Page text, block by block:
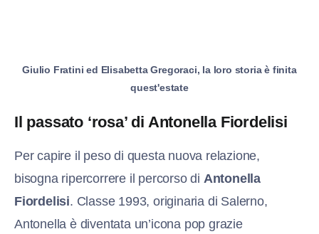
Giulio Fratini ed Elisabetta Gregoraci, la loro storia è finita
quest'estate
Il passato ‘rosa’ di Antonella Fiordelisi
Per capire il peso di questa nuova relazione,
bisogna ripercorrere il percorso di Antonella
Fiordelisi. Classe 1993, originaria di Salerno,
Antonella è diventata un’icona pop grazie